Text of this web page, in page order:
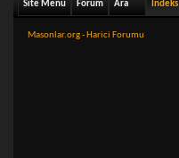
Site Menu Forum Ara Indeks
Masonlar.org - Harici Forumu